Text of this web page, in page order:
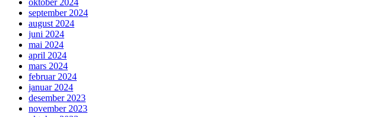
oktober 2024
september 2024
august 2024
juni 2024
mai 2024
april 2024
mars 2024
februar 2024
januar 2024
desember 2023
november 2023